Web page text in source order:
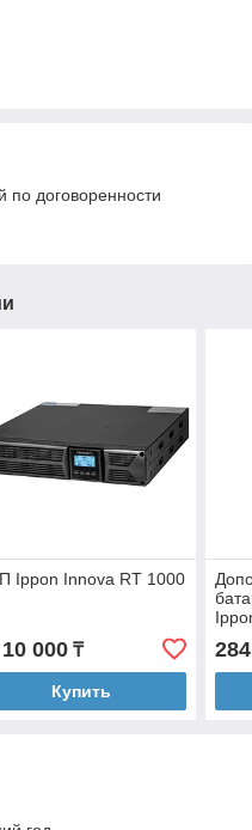
по договоренности
Ippon Innova RT 1000
10 000₸
Купить